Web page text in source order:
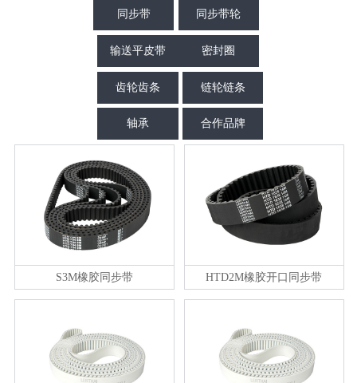
同步带 同步带轮
输送平皮带 密封圈
齿轮齿条 链轮链条
轴承 合作品牌
S3M橡胶同步带 HTD2M橡胶开口同步带